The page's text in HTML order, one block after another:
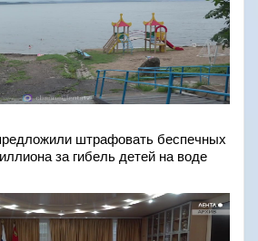
штрафовать беспечных
за гибель детей на воде